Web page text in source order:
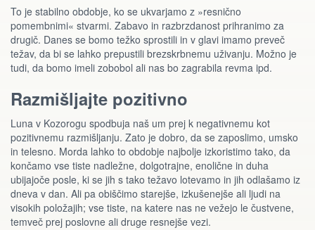
To je stabilno obdobje, ko se ukvarjamo z »resnično
pomembnimi« stvarmi. Zabavo in razbrzdanost prihranimo za
drugič. Danes se bomo težko sprostili in v glavi imamo preveč
težav, da bi se lahko prepustili brezskrbnemu uživanju. Možno je
tudi, da bomo imeli zobobol ali nas bo zagrabila revma ipd.
Razmišljajte pozitivno
Luna v Kozorogu spodbuja naš um prej k negativnemu kot
pozitivnemu razmišljanju. Zato je dobro, da se zaposlimo, umsko
in telesno. Morda lahko to obdobje najbolje izkoristimo tako, da
končamo vse tiste nadležne, dolgotrajne, enolične in duha
ubijajoče posle, ki se jih s tako težavo lotevamo in jih odlašamo iz
dneva v dan. Ali pa obiščimo starejše, izkušenejše ali ljudi na
visokih položajih; vse tiste, na katere nas ne vežejo le čustvene,
temveč prej poslovne ali druge resnejše vezi.